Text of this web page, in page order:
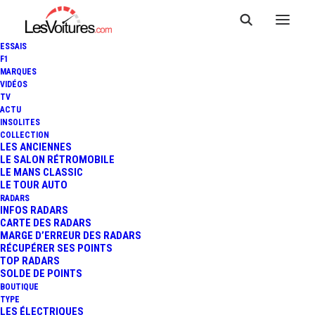
ESSAIS
F1
MARQUES
VIDÉOS
TV
ACTU
INSOLITES
COLLECTION
LES ANCIENNES
LE SALON RÉTROMOBILE
LE MANS CLASSIC
LE TOUR AUTO
RADARS
INFOS RADARS
CARTE DES RADARS
MARGE D’ERREUR DES RADARS
RÉCUPÉRER SES POINTS
TOP RADARS
SOLDE DE POINTS
BOUTIQUE
TYPE
LES ÉLECTRIQUES
21 février 2019
ACABA : LE GANTIER DE